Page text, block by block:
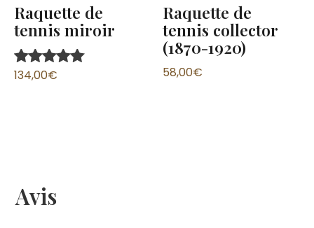
Raquette de
tennis miroir
Note
134,00€
Raquette de
tennis collector
(1870-1920)
58,00€
Avis